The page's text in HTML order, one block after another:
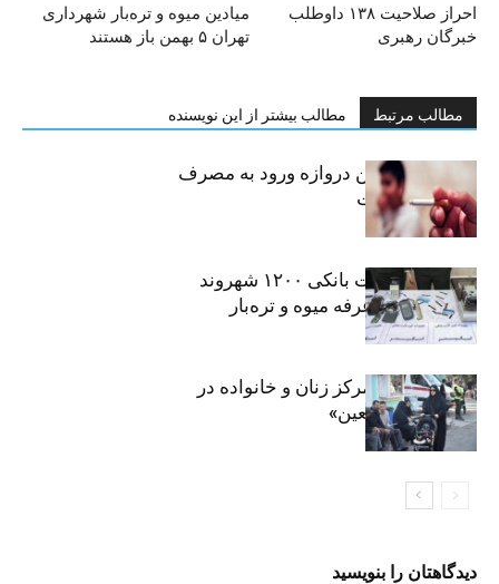
میادین میوه و تره‌بار شهرداری
تهران ۵ بهمن باز هستند
احراز صلاحیت ۱۳۸ داوطلب
خبرگان رهبری
مطالب مرتبط مطالب بیشتر از این نویسنده
سیگار، مهمترین دروازه ورود به مصرف
موادمخدر است
افشای اطلاعات بانکی ۱۲۰۰ شهروند
تهرانی در یک غرفه میوه و تره‌بار
روایت حضور مرکز زنان و خانواده در
«جاماندگان اربعین»
دیدگاهتان را بنویسید